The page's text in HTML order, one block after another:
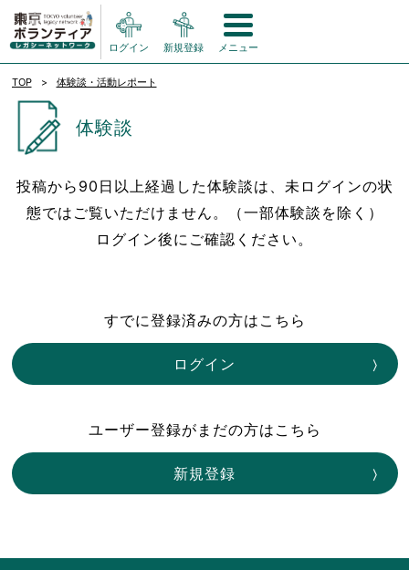
ログイン 新規登録 メニュー
TOP 体験談・活動レポート
体験談
投稿から90日以上経過した体験談は、未ログインの状
態ではご覧いただけません。（一部体験談を除く）
ログイン後にご確認ください。
すでに登録済みの方はこちら
ログイン
ユーザー登録がまだの方はこちら
新規登録